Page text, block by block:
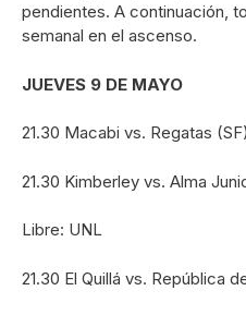
pendientes. A continuación,
semanal en el ascenso.
JUEVES 9 DE MAYO
21.30 Macabi vs. Regatas (SF)
21.30 Kimberley vs. Alma
Libre: UNL
21.30 El Quillá vs. República